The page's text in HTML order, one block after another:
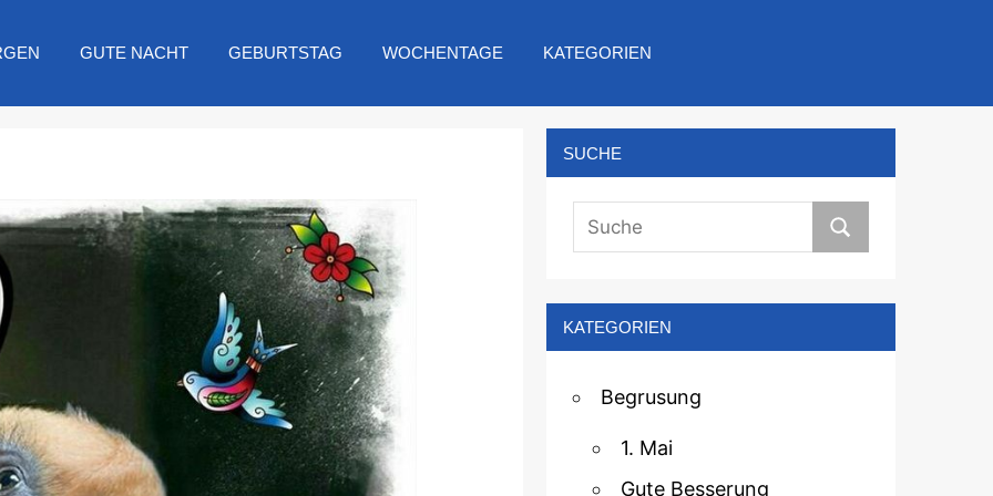
GUTE NACHT GEBURTSTAG WOCHENTAGE KATEGORIEN
SUCHE
KATEGORIEN
Begrusung
1. Mai
Gute Besserung